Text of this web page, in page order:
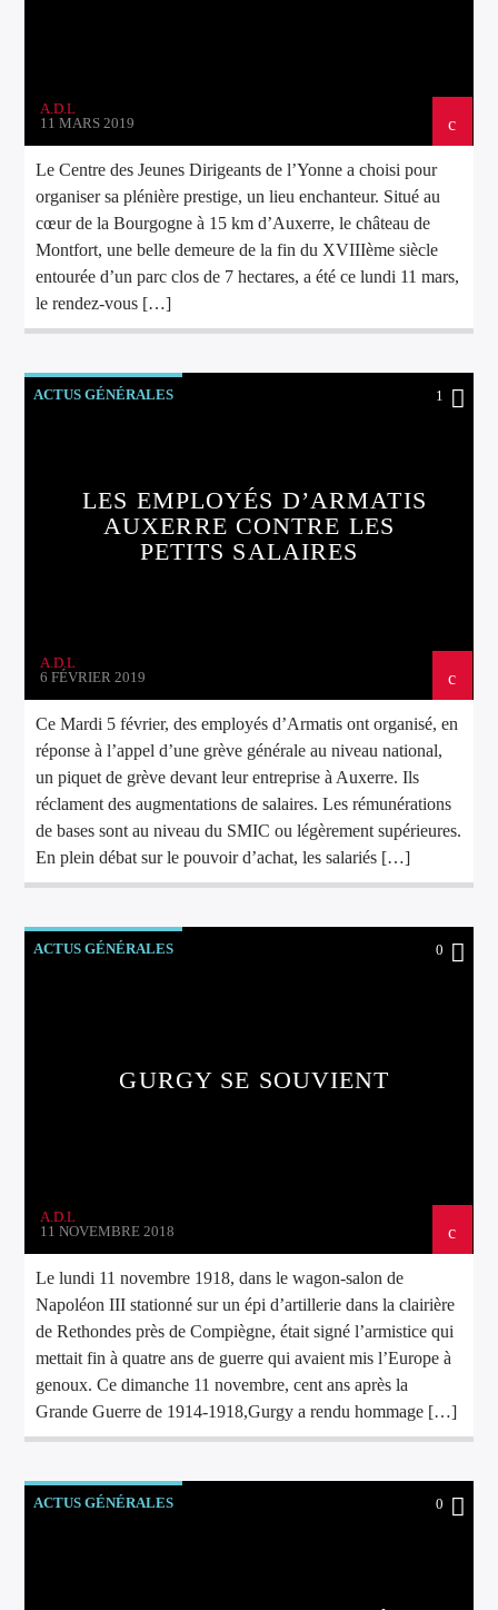
A.D.L
11 MARS 2019
Le Centre des Jeunes Dirigeants de l’Yonne a choisi pour
organiser sa plénière prestige, un lieu enchanteur. Situé au
cœur de la Bourgogne à 15 km d’Auxerre, le château de
Montfort, une belle demeure de la fin du XVIIIème siècle
entourée d’un parc clos de 7 hectares, a été ce lundi 11 mars,
le rendez-vous […]
ACTUS GÉNÉRALES 1
LES EMPLOYÉS D’ARMATIS
AUXERRE CONTRE LES
PETITS SALAIRES
A.D.L
6 FÉVRIER 2019
Ce Mardi 5 février, des employés d’Armatis ont organisé, en
réponse à l’appel d’une grève générale au niveau national,
un piquet de grève devant leur entreprise à Auxerre. Ils
réclament des augmentations de salaires. Les rémunérations
de bases sont au niveau du SMIC ou légèrement supérieures.
En plein débat sur le pouvoir d’achat, les salariés […]
ACTUS GÉNÉRALES 0
GURGY SE SOUVIENT
A.D.L
11 NOVEMBRE 2018
Le lundi 11 novembre 1918, dans le wagon-salon de
Napoléon III stationné sur un épi d’artillerie dans la clairière
de Rethondes près de Compiègne, était signé l’armistice qui
mettait fin à quatre ans de guerre qui avaient mis l’Europe à
genoux. Ce dimanche 11 novembre, cent ans après la
Grande Guerre de 1914-1918,Gurgy a rendu hommage […]
ACTUS GÉNÉRALES 0